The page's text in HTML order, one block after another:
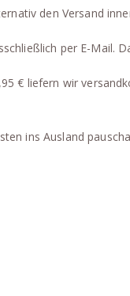
den Versand
per E-Mail.
€ liefern wir
ins Ausland